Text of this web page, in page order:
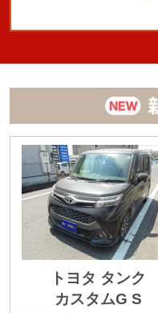
トヨタ タンク
カスタムG S